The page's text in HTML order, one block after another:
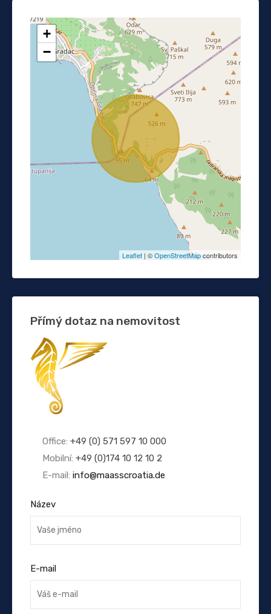
+
−
Leaflet | ©OpenStreetMapcontributors
Přímý dotaz na nemovitost
Office: +49 (0) 571 597 10 000
Mobilní: +49 (0)174 10 12 10 2
E-mail: info@maasscroatia.de
Název
E-mail